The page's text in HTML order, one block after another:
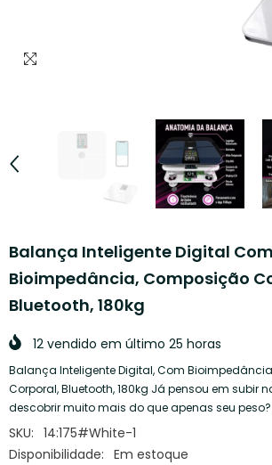
Balança Inteligente Digital Com
Bioimpedância, Composição
Bluetooth, 180kg
12 vendido em último 25 horas
Balança Inteligente Digital, Com
Corporal, Bluetooth, 180kg Já pensou em subir
descobrir muito mais do que apenas seu
SKU: 14:175#White-1
Disponibilidade: Em estoque